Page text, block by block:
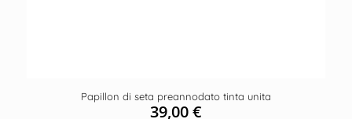
Papillon di seta preannodato tinta unita
39,00€